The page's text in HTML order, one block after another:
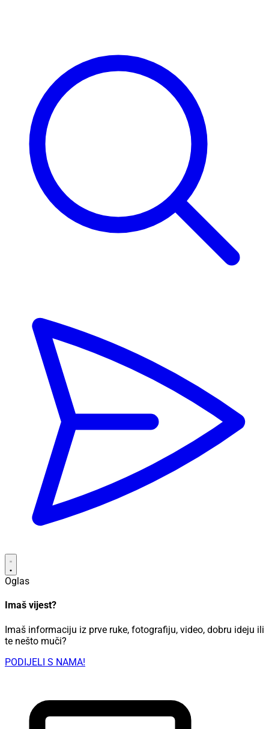
Oglas
Imaš vijest?
Imaš informaciju iz prve ruke, fotografiju, video, dobru ideju ili
te nešto muči?
PODIJELI S NAMA!